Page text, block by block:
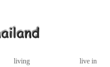
living live in